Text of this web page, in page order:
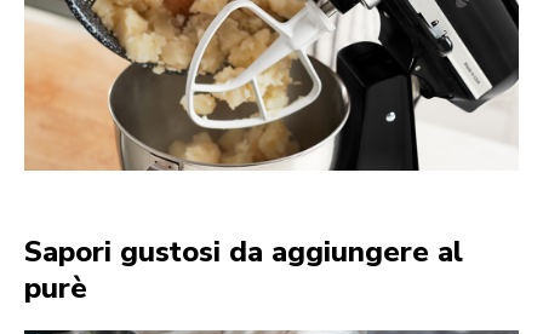
Sapori gustosi da aggiungere al
purè